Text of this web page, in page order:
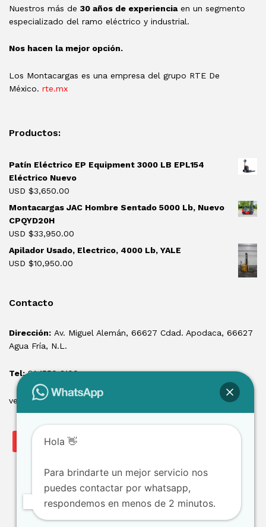
Nuestros más de 30 años de experienciaen un segmento
especializado del ramo eléctrico y industrial.
Nos hacen la mejor opción.
Los Montacargas es una empresa del grupo RTE De
México. rte.mx
Productos:
Patín Eléctrico EP Equipment 3000 LB EPL154
Eléctrico Nuevo
USD $3,650.00
Montacargas JAC Hombre Sentado 5000 Lb, Nuevo
CPQYD20H
USD $33,950.00
Apilador Usado, Electrico, 4000 Lb, YALE
USD $10,950.00
Contacto
Dirección: Av. Miguel Alemán, 66627 Cdad. Apodaca, 66627
Agua Fría, N.L.
Tel:81 1550 3100
ventas@losmontacargas.mx
Hola 👋
Para brindarte un mejor servicio nos
puedes contactar por whatsapp,
respondemos en menos de 2 minutos.